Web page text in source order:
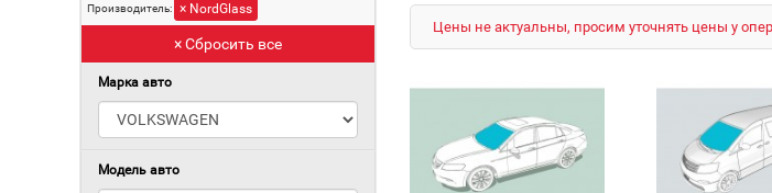
Производитель: × NordGlass
× Сбросить все
Марка авто
Модель авто
Цены не актуальны, просим уточнять цены у